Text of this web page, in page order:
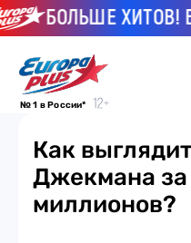
БОЛЬШЕ ХИТОВ!
№ 1 в России*
Как
Джекмана
миллионов?